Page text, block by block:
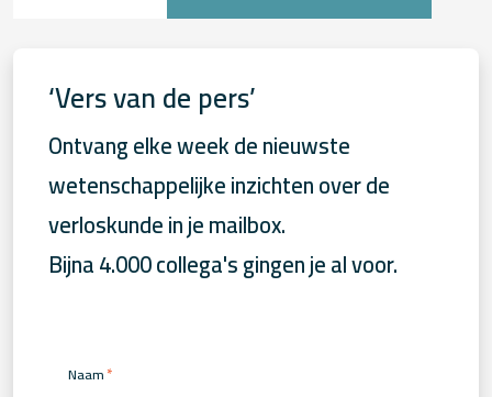
‘Vers van de pers’
Ontvang elke week de nieuwste
wetenschappelijke inzichten over de
verloskunde in je mailbox.
Bijna 4.000 collega's gingen je al voor.
Naam*